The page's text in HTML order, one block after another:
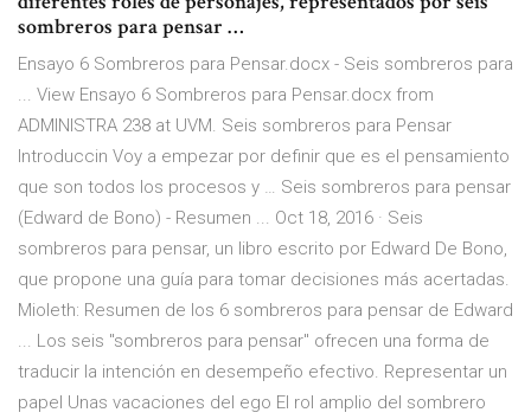
sombreros para pensar …
Ensayo 6 Sombreros para Pensar.docx - Seis sombreros para
... View Ensayo 6 Sombreros para Pensar.docx from
ADMINISTRA 238 at UVM. Seis sombreros para Pensar
Introduccin Voy a empezar por definir que es el pensamiento
que son todos los procesos y … Seis sombreros para pensar
(Edward de Bono) - Resumen ... Oct 18, 2016 · Seis
sombreros para pensar, un libro escrito por Edward De Bono,
que propone una guía para tomar decisiones más acertadas.
Mioleth: Resumen de los 6 sombreros para pensar de Edward
... Los seis "sombreros para pensar" ofrecen una forma de
traducir la intención en desempeño efectivo. Representar un
papel Unas vacaciones del ego El rol amplio del sombrero